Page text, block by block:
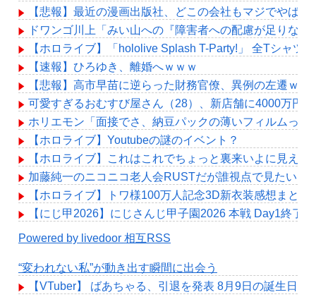
【悲報】最近の漫画出版社、どこの会社もマジでやばい
ドワンゴ川上「みい山への『障害者への配慮が足りな
【ホロライブ】「hololive Splash T-Party!」 全Tシャツ
【速報】ひろゆき、離婚へｗｗｗ
【悲報】高市早苗に逆らった財務官僚、異例の左遷ｗｗ
可愛すぎるおむすび屋さん（28）、新店舗に4000万円
ホリエモン「面接でさ、納豆パックの薄いフィルムっ
【ホロライブ】Youtubeの謎のイベント？
【ホロライブ】これはこれでちょっと裏来いよに見える
加藤純一のニコニコ老人会RUSTだが誰視点で見たい？
【ホロライブ】トワ様100万人記念3D新衣装感想まとめ
【にじ甲2026】にじさんじ甲子園2026 本戦 Day1終了
Powered by livedoor 相互RSS
“変われない私”が動き出す瞬間に出会う
【VTuber】 ばあちゃる、引退を発表 8月9日の誕生日